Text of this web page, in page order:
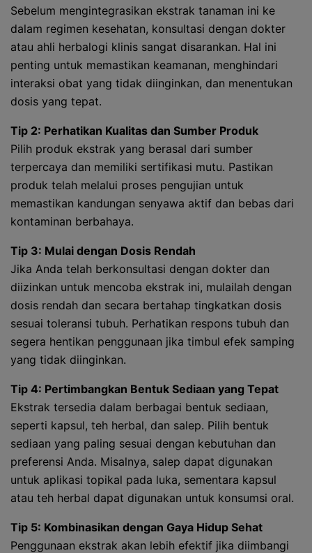
Sebelum mengintegrasikan ekstrak tanaman ini ke
dalam regimen kesehatan, konsultasi dengan dokter
atau ahli herbalogi klinis sangat disarankan. Hal ini
penting untuk memastikan keamanan, menghindari
interaksi obat yang tidak diinginkan, dan menentukan
dosis yang tepat.
Tip 2: Perhatikan Kualitas dan Sumber Produk
Pilih produk ekstrak yang berasal dari sumber
terpercaya dan memiliki sertifikasi mutu. Pastikan
produk telah melalui proses pengujian untuk
memastikan kandungan senyawa aktif dan bebas dari
kontaminan berbahaya.
Tip 3: Mulai dengan Dosis Rendah
Jika Anda telah berkonsultasi dengan dokter dan
diizinkan untuk mencoba ekstrak ini, mulailah dengan
dosis rendah dan secara bertahap tingkatkan dosis
sesuai toleransi tubuh. Perhatikan respons tubuh dan
segera hentikan penggunaan jika timbul efek samping
yang tidak diinginkan.
Tip 4: Pertimbangkan Bentuk Sediaan yang Tepat
Ekstrak tersedia dalam berbagai bentuk sediaan,
seperti kapsul, teh herbal, dan salep. Pilih bentuk
sediaan yang paling sesuai dengan kebutuhan dan
preferensi Anda. Misalnya, salep dapat digunakan
untuk aplikasi topikal pada luka, sementara kapsul
atau teh herbal dapat digunakan untuk konsumsi oral.
Tip 5: Kombinasikan dengan Gaya Hidup Sehat
Penggunaan ekstrak akan lebih efektif jika diimbangi